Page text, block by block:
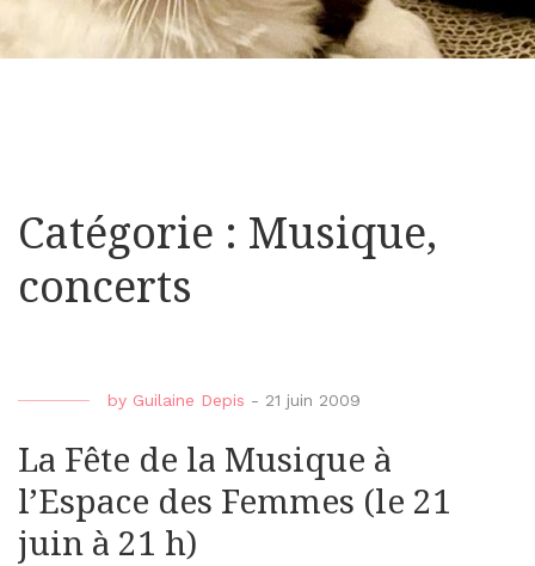
Catégorie : Musique,
concerts
by Guilaine Depis - 21 juin 2009
La Fête de la Musique à
l’Espace des Femmes (le 21
juin à 21 h)